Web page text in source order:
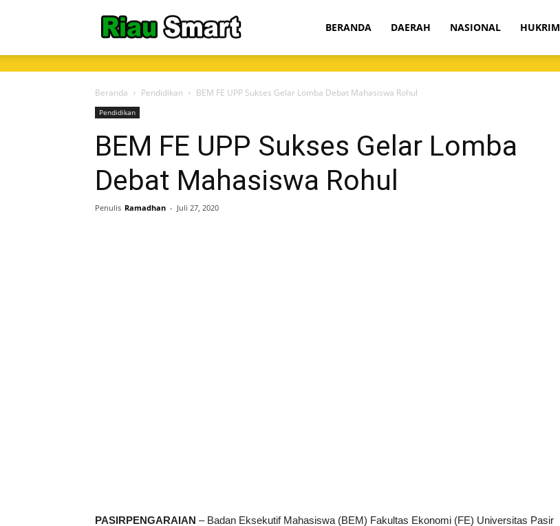
BERANDA DAERAH NASIONAL HUKRIM
Beranda Pendidikan BEM FE UPP Sukses Gelar Lomba Debat Mahasiswa Rohul
Pendidikan
BEM FE UPP Sukses Gelar Lomba
Debat Mahasiswa Rohul
Penulis Ramadhan - Juli 27, 2020
PASIRPENGARAIAN – Badan Eksekutif Mahasiswa (BEM) Fakultas Ekonomi (FE) Universitas Pasir